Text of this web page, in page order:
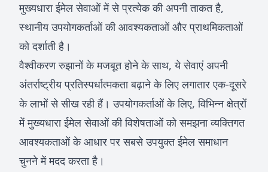
मुख्यधारा ईमेल सेवाओं में से प्रत्येक की अपनी ताकत है,
स्थानीय उपयोगकर्ताओं की आवश्यकताओं और प्राथमिकताओं
को दर्शाती है।
वैश्वीकरण रुझानों के मजबूत होने के साथ, ये सेवाएं अपनी
अंतर्राष्ट्रीय प्रतिस्पर्धात्मकता बढ़ाने के लिए लगातार एक-दूसरे
के लाभों से सीख रही हैं। उपयोगकर्ताओं के लिए, विभिन्न क्षेत्रों
में मुख्यधारा ईमेल सेवाओं की विशेषताओं को समझना व्यक्तिगत
आवश्यकताओं के आधार पर सबसे उपयुक्त ईमेल समाधान
चुनने में मदद करता है।